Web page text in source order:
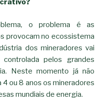
o problema é as
provocam no ecossistema
dos mineradores vai
pelos grandes
Neste momento já não
ou 8 anos os mineradores
mundiais de energia.